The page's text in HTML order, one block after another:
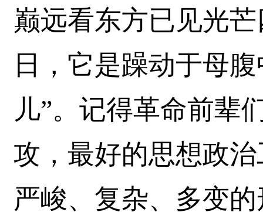
巅远看东方已见光
日，它是躁动于母
儿”。记得革命前辈
攻，最好的思想政
严峻、复杂、多变